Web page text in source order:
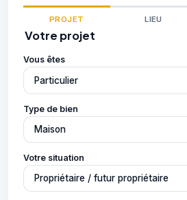
PROJET LIEU
Votre projet
Vous êtes
Type de bien
Votre situation